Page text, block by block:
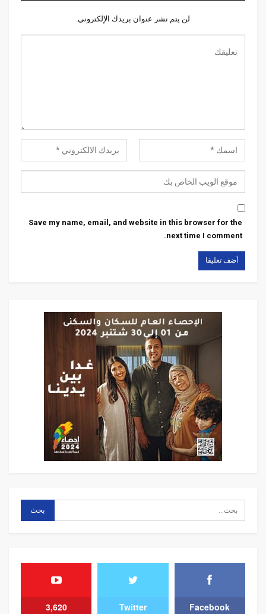
لن يتم نشر عنوان بريدك الإلكتروني.
Save my name, email, and website in this browser for the
next time I comment.
Facebook
Twitter
3,620